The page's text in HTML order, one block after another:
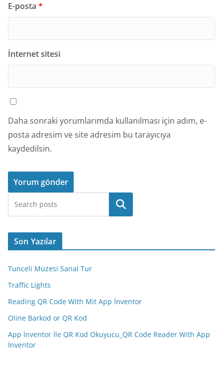
E-posta *
İnternet sitesi
Daha sonraki yorumlarımda kullanılması için adım, e-
posta adresim ve site adresim bu tarayıcıya
kaydedilsin.
Ara
Son Yazılar
Tunceli Müzesi Sanal Tur
Traffic Lights
Reading QR Code With Mit App İnventor
Oline Barkod or QR Kod
App İnventor İle QR Kod Okuyucu_QR Code Reader With App
İnventor